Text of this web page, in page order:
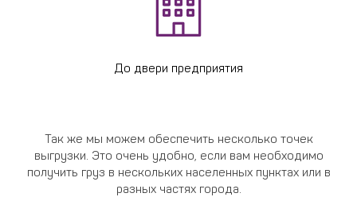
До двери предприятия
Так же мы можем обеспечить несколько точек
выгрузки. Это очень удобно, если вам необходимо
получить груз в нескольких населенных пунктах или в
разных частях города.